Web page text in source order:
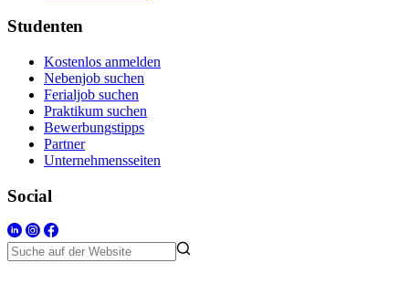
Studenten
Kostenlos anmelden
Nebenjob suchen
Ferialjob suchen
Praktikum suchen
Bewerbungstipps
Partner
Unternehmensseiten
Social